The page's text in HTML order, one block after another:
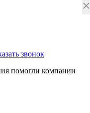
звонок
помогли компании
×
×
×